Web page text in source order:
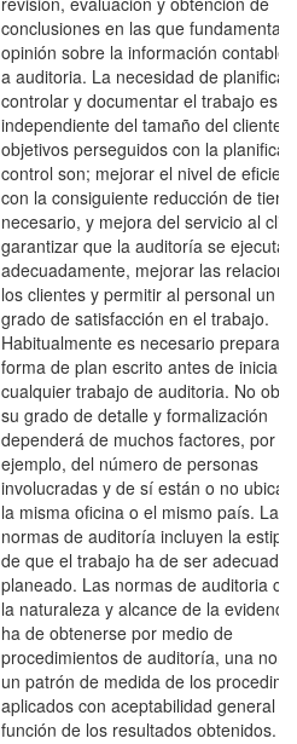
conclusiones en las que fundamentar
opinión sobre la información contable
a auditoria. La necesidad de planificar,
controlar y documentar el trabajo es
independiente del tamaño del cliente.
objetivos perseguidos con la
control son; mejorar el nivel de
con la consiguiente reducción de
necesario, y mejora del servicio al
garantizar que la auditoría se
adecuadamente, mejorar las
los clientes y permitir al personal un
grado de satisfacción en el trabajo.
Habitualmente es necesario preparar
forma de plan escrito antes de iniciar
cualquier trabajo de auditoria. No
su grado de detalle y formalización
dependerá de muchos factores, por
ejemplo, del número de personas
involucradas y de sí están o no
la misma oficina o el mismo país. Las
normas de auditoría incluyen la
de que el trabajo ha de ser
planeado. Las normas de auditoria
la naturaleza y alcance de la
ha de obtenerse por medio de
procedimientos de auditoría, una
un patrón de medida de los
aplicados con aceptabilidad general
función de los resultados obtenidos.